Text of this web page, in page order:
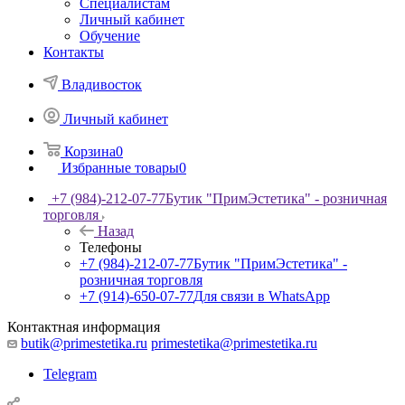
Специалистам
Личный кабинет
Обучение
Контакты
Владивосток
Личный кабинет
Корзина0
Избранные товары0
+7 (984)-212-07-77Бутик "ПримЭстетика" - розничная
торговля
Назад
Телефоны
+7 (984)-212-07-77Бутик "ПримЭстетика" -
розничная торговля
+7 (914)-650-07-77Для связи в WhatsApp
Контактная информация
butik@primestetika.ru primestetika@primestetika.ru
Telegram